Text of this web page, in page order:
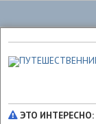
ЭТО ИНТЕРЕСНО: